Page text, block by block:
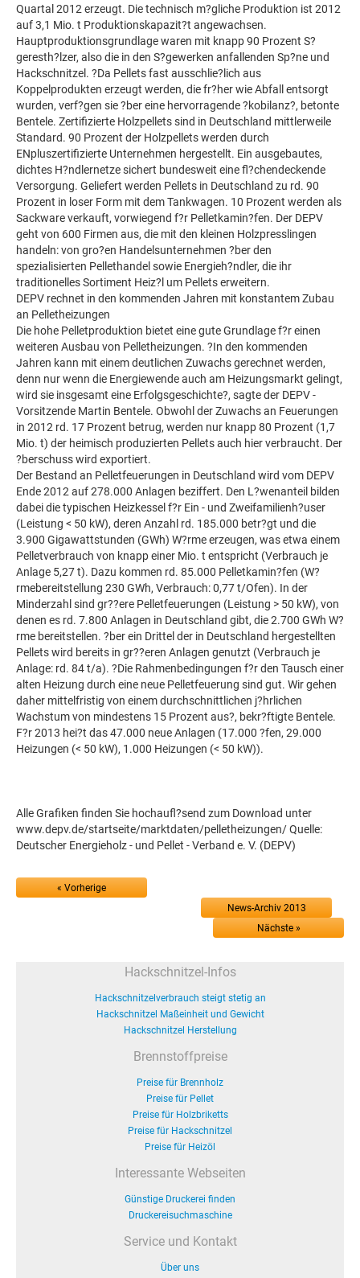
Quartal 2012 erzeugt. Die technisch m?gliche Produktion ist 2012
auf 3,1 Mio. t Produktionskapazit?t angewachsen.
Hauptproduktionsgrundlage waren mit knapp 90 Prozent S?
geresth?lzer, also die in den S?gewerken anfallenden Sp?ne und
Hackschnitzel. ?Da Pellets fast ausschlie?lich aus
Koppelprodukten erzeugt werden, die fr?her wie Abfall entsorgt
wurden, verf?gen sie ?ber eine hervorragende ?kobilanz?, betonte
Bentele. Zertifizierte Holzpellets sind in Deutschland mittlerweile
Standard. 90 Prozent der Holzpellets werden durch
ENpluszertifizierte Unternehmen hergestellt. Ein ausgebautes,
dichtes H?ndlernetze sichert bundesweit eine fl?chendeckende
Versorgung. Geliefert werden Pellets in Deutschland zu rd. 90
Prozent in loser Form mit dem Tankwagen. 10 Prozent werden als
Sackware verkauft, vorwiegend f?r Pelletkamin?fen. Der DEPV
geht von 600 Firmen aus, die mit den kleinen Holzpresslingen
handeln: von gro?en Handelsunternehmen ?ber den
spezialisierten Pellethandel sowie Energieh?ndler, die ihr
traditionelles Sortiment Heiz?l um Pellets erweitern.
DEPV rechnet in den kommenden Jahren mit konstantem Zubau
an Pelletheizungen
Die hohe Pelletproduktion bietet eine gute Grundlage f?r einen
weiteren Ausbau von Pelletheizungen. ?In den kommenden
Jahren kann mit einem deutlichen Zuwachs gerechnet werden,
denn nur wenn die Energiewende auch am Heizungsmarkt gelingt,
wird sie insgesamt eine Erfolgsgeschichte?, sagte der DEPV -
Vorsitzende Martin Bentele. Obwohl der Zuwachs an Feuerungen
in 2012 rd. 17 Prozent betrug, werden nur knapp 80 Prozent (1,7
Mio. t) der heimisch produzierten Pellets auch hier verbraucht. Der
?berschuss wird exportiert.
Der Bestand an Pelletfeuerungen in Deutschland wird vom DEPV
Ende 2012 auf 278.000 Anlagen beziffert. Den L?wenanteil bilden
dabei die typischen Heizkessel f?r Ein - und Zweifamilienh?user
(Leistung < 50 kW), deren Anzahl rd. 185.000 betr?gt und die
3.900 Gigawattstunden (GWh) W?rme erzeugen, was etwa einem
Pelletverbrauch von knapp einer Mio. t entspricht (Verbrauch je
Anlage 5,27 t). Dazu kommen rd. 85.000 Pelletkamin?fen (W?
rmebereitstellung 230 GWh, Verbrauch: 0,77 t/Ofen). In der
Minderzahl sind gr??ere Pelletfeuerungen (Leistung > 50 kW), von
denen es rd. 7.800 Anlagen in Deutschland gibt, die 2.700 GWh W?
rme bereitstellen. ?ber ein Drittel der in Deutschland hergestellten
Pellets wird bereits in gr??eren Anlagen genutzt (Verbrauch je
Anlage: rd. 84 t/a). ?Die Rahmenbedingungen f?r den Tausch einer
alten Heizung durch eine neue Pelletfeuerung sind gut. Wir gehen
daher mittelfristig von einem durchschnittlichen j?hrlichen
Wachstum von mindestens 15 Prozent aus?, bekr?ftigte Bentele.
F?r 2013 hei?t das 47.000 neue Anlagen (17.000 ?fen, 29.000
Heizungen (< 50 kW), 1.000 Heizungen (< 50 kW)).
Alle Grafiken finden Sie hochaufl?send zum Download unter
www.depv.de/startseite/marktdaten/pelletheizungen/ Quelle:
Deutscher Energieholz - und Pellet - Verband e. V. (DEPV)
« Vorherige
News-Archiv 2013
Nächste »
Hackschnitzel-Infos
Hackschnitzelverbrauch steigt stetig an
Hackschnitzel Maßeinheit und Gewicht
Hackschnitzel Herstellung
Brennstoffpreise
Preise für Brennholz
Preise für Pellet
Preise für Holzbriketts
Preise für Hackschnitzel
Preise für Heizöl
Interessante Webseiten
Günstige Druckerei finden
Druckereisuchmaschine
Service und Kontakt
Über uns